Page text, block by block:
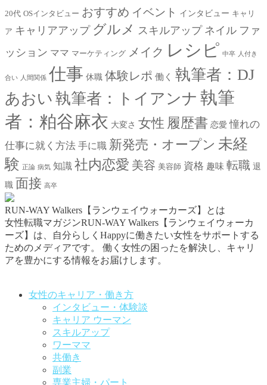
20代 OSインタビュー おすすめ イベント インタビュー キャリ
ア キャリアアップ グルメ スキルアップ ネイル ファ
ッション ママ マーケティング メイク レシピ 中卒 人付き
合い 人間関係 仕事 休職 体験レポ 働く 執筆者：DJ
あおい 執筆者：トイアンナ 執筆
者：粕谷麻衣 大変さ 女性 履歴書 恋愛 憧れの
仕事に就く方法 手に職 新発売・オープン 未経
験
正論 病気 知識 社内恋愛 美容 美容師 資格 趣味 転職 退
職 面接 高卒
RUN-WAY Walkers【ランウェイウォーカーズ】とは
女性転職マガジンRUN-WAY Walkers【ランウェイウォーカ
ーズ】は、自分らしくHappyに働きたい女性をサポートする
ためのメディアです。
働く女性の困ったを解決し、キャリ
アを豊かにする情報をお届けします。
女性のキャリア・働き方
インタビュー・体験談
キャリア ウーマン
スキルアップ
ワーママ
共働き
副業
専業主婦・パート